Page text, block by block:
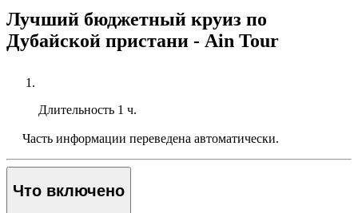
Лучший бюджетный круиз по
Дубайской пристани - Ain Tour
Длительность 1 ч.
Часть информации переведена автоматически.
Что включено